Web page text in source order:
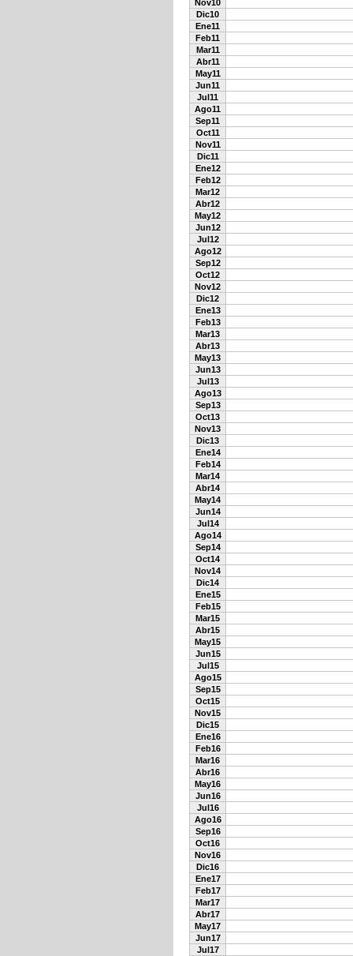
Nov10
Dic10
Ene11
Feb11
Mar11
Abr11
May11
Jun11
Jul11
Ago11
Sep11
Oct11
Nov11
Dic11
Ene12
Feb12
Mar12
Abr12
May12
Jun12
Jul12
Ago12
Sep12
Oct12
Nov12
Dic12
Ene13
Feb13
Mar13
Abr13
May13
Jun13
Jul13
Ago13
Sep13
Oct13
Nov13
Dic13
Ene14
Feb14
Mar14
Abr14
May14
Jun14
Jul14
Ago14
Sep14
Oct14
Nov14
Dic14
Ene15
Feb15
Mar15
Abr15
May15
Jun15
Jul15
Ago15
Sep15
Oct15
Nov15
Dic15
Ene16
Feb16
Mar16
Abr16
May16
Jun16
Jul16
Ago16
Sep16
Oct16
Nov16
Dic16
Ene17
Feb17
Mar17
Abr17
May17
Jun17
Jul17